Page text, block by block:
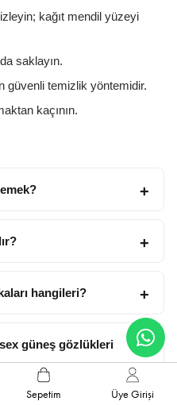
kağıt mendil yüzeyi
saklayın.
güvenli temizlik yöntemidir.
kaçının.
hangileri?
güneş gözlükleri
Sepetim Üye Girişi